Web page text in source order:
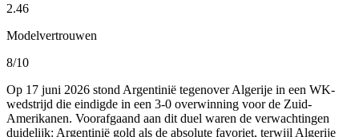
2.46
Modelvertrouwen
8/10
Op 17 juni 2026 stond Argentinië tegenover Algerije in een WK-
wedstrijd die eindigde in een 3-0 overwinning voor de Zuid-
Amerikanen. Voorafgaand aan dit duel waren de verwachtingen
duidelijk: Argentinië gold als de absolute favoriet, terwijl Algerije